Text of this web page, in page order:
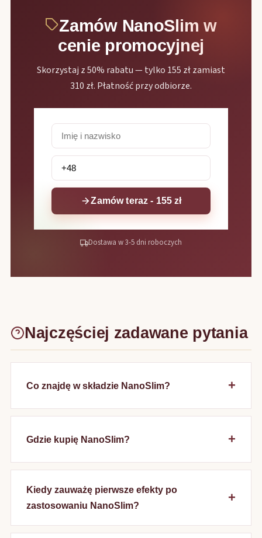
Zamów NanoSlim w
cenie promocyjnej
Skorzystaj z 50% rabatu — tylko 155 zł zamiast
310 zł. Płatność przy odbiorze.
Zamów teraz - 155 zł
Dostawa w 3-5 dni roboczych
Najczęściej zadawane pytania
Co znajdę w składzie NanoSlim?
Gdzie kupię NanoSlim?
Kiedy zauważę pierwsze efekty po
zastosowaniu NanoSlim?